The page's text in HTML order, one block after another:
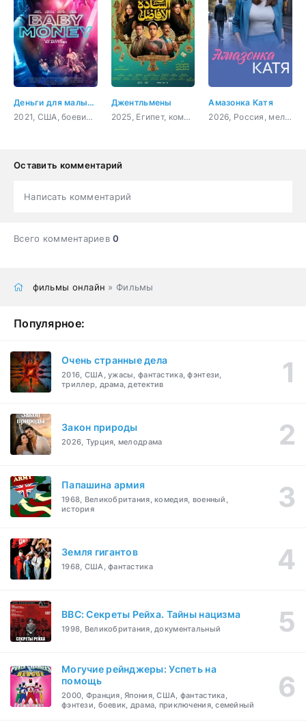
Деньги для малышки
2021, США, боевик, триллер
Джентльмены
2025, Египет, комедия
Амазонка Катя
2026, Россия, мелодрама
Оставить комментарий
Написать комментарий
Всего комментариев0
фильмы онлайн » Фильмы
Популярное:
Очень странные дела
2016, США, ужасы, фантастика, фэнтези,
триллер, драма, детектив
Закон природы
2026, Турция, мелодрама
Папашина армия
1968, Великобритания, комедия, военный,
история
Земля гигантов
1968, США, фантастика
BBC: Секреты Рейха. Тайны нацизма
1998, Великобритания, документальный
Могучие рейнджеры: Успеть на
помощь
2000, Франция, Япония, США, фантастика,
фэнтези, боевик, драма, приключения, семейный